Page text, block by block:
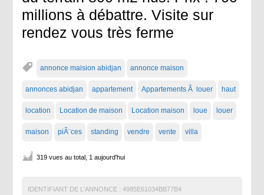
millions à débattre. Visite sur
rendez vous très ferme
annonce maision abidjan annonce maison
annonces abidjan appartement Appartements Ã louer haut
location Location de maison Location maison loue louer
maison piÃ¨ces standing vendre vente villa
319 vues au total, 1 aujourd'hui
IDENTIFIANT DE L'ANNONCE : 4985E61034BB77B4